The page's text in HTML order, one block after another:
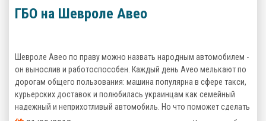
ГБО на Шевроле Авео
Шевроле Авео по праву можно назвать народным автомобилем -
он вынослив и работоспособен. Каждый день Aveo мелькают по
дорогам общего пользования: машина популярна в сфере такси,
курьерских доставок и полюбилась украинцам как семейный
надежный и неприхотливый автомобиль. Но что поможет сделать